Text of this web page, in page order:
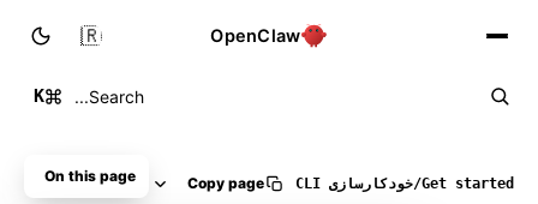
OpenClaw
Search...
K
🇮🇷
Get started
/خودکارسازی CLI Copy page
On this page